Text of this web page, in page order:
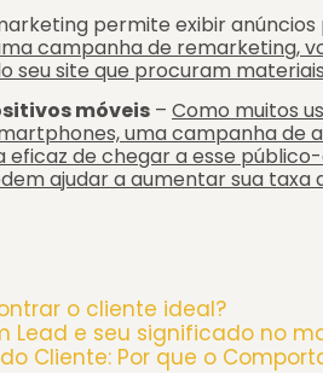
permite exibir anúncios
campanha de remarketing,
seu site que procuram
móveis – Como muitos
uma campanha de
eficaz de chegar a esse
ajudar a aumentar sua taxa
o cliente ideal?
Lead e seu significado no
Cliente: Por que o